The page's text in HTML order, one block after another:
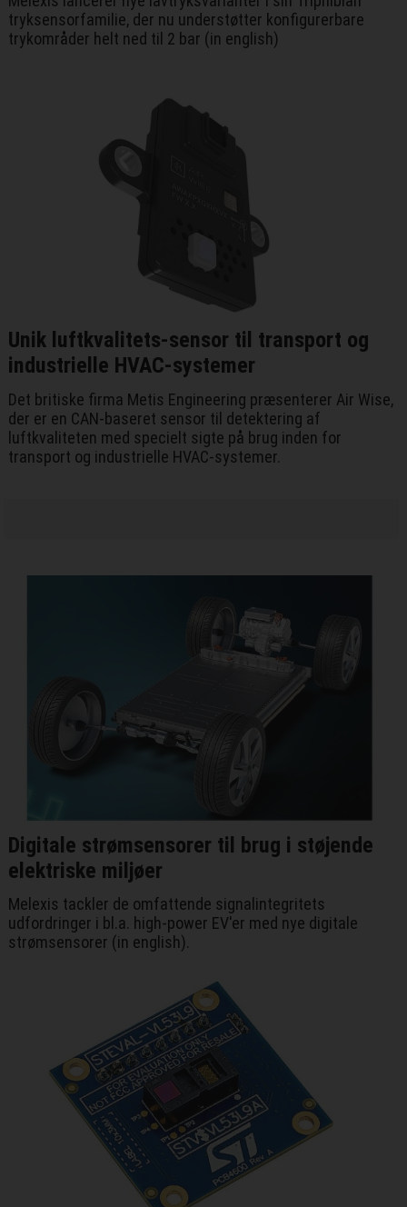
tryksensorfamilie, der nu understøtter konfigurerbare
trykområder helt ned til 2 bar (in english)
Unik luftkvalitets-sensor til transport og
industrielle HVAC-systemer
Det britiske firma Metis Engineering præsenterer Air Wise,
der er en CAN-baseret sensor til detektering af
luftkvaliteten med specielt sigte på brug inden for
transport og industrielle HVAC-systemer.
Digitale strømsensorer til brug i støjende
elektriske miljøer
Melexis tackler de omfattende signalintegritets
udfordringer i bl.a. high-power EV'er med nye digitale
strømsensorer (in english).